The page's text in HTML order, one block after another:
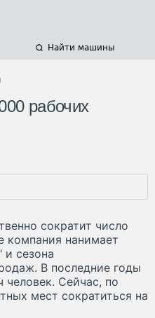
Найти машины
рабочих
сократит число
компания нанимает
и сезона
В последние годы
человек. Сейчас, по
мест сократиться на